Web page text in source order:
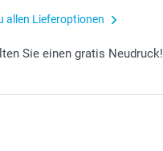
allen Lieferoptionen
Sie einen gratis Neudruck!